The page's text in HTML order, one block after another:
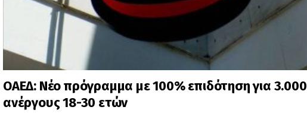
ΟΑΕΔ: Νέο πρόγραμμα με 100% επιδότηση για 3.000
ανέργους 18-30 ετών